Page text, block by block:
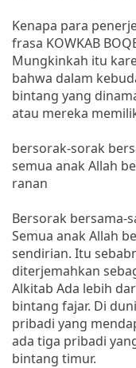
Kenapa para
frasa KOWKAB
Mungkinkah itu
bahwa dalam
bintang yang
atau mereka
bersorak-sorak
semua anak Allah
ranan
Bersorak bersama-
Semua anak Allah
sendirian. Itu
diterjemahkan
Alkitab Ada lebih
bintang fajar. Di
pribadi yang
ada tiga pribadi
bintang timur.